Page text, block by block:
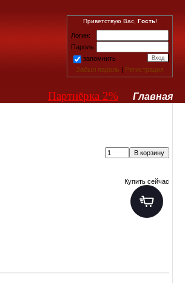
Приветствую Вас, Гость!
Логин:
Пароль:
запомнить
Забыл пароль | Регистрация
Партнёрка 2% Главная
Купить сейчас